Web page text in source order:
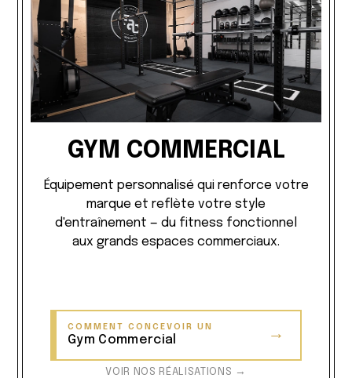
GYM COMMERCIAL
Équipement personnalisé qui renforce votre
marque et reflète votre style
d'entraînement — du fitness fonctionnel
aux grands espaces commerciaux.
COMMENT CONCEVOIR UN
Gym Commercial →
VOIR NOS RÉALISATIONS →